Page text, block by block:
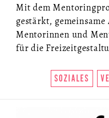
Mit dem
gestärkt,
Mentorinnen und
für die
SOZIALES